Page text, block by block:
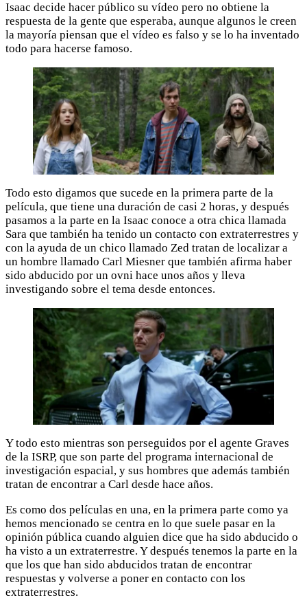
Isaac decide hacer público su vídeo pero no obtiene la
respuesta de la gente que esperaba, aunque algunos le creen
la mayoría piensan que el vídeo es falso y se lo ha inventado
todo para hacerse famoso.
Todo esto digamos que sucede en la primera parte de la
película, que tiene una duración de casi 2 horas, y después
pasamos a la parte en la Isaac conoce a otra chica llamada
Sara que también ha tenido un contacto con extraterrestres y
con la ayuda de un chico llamado Zed tratan de localizar a
un hombre llamado Carl Miesner que también afirma haber
sido abducido por un ovni hace unos años y lleva
investigando sobre el tema desde entonces.
Y todo esto mientras son perseguidos por el agente Graves
de la ISRP, que son parte del programa internacional de
investigación espacial, y sus hombres que además también
tratan de encontrar a Carl desde hace años.
Es como dos películas en una, en la primera parte como ya
hemos mencionado se centra en lo que suele pasar en la
opinión pública cuando alguien dice que ha sido abducido o
ha visto a un extraterrestre. Y después tenemos la parte en la
que los que han sido abducidos tratan de encontrar
respuestas y volverse a poner en contacto con los
extraterrestres.